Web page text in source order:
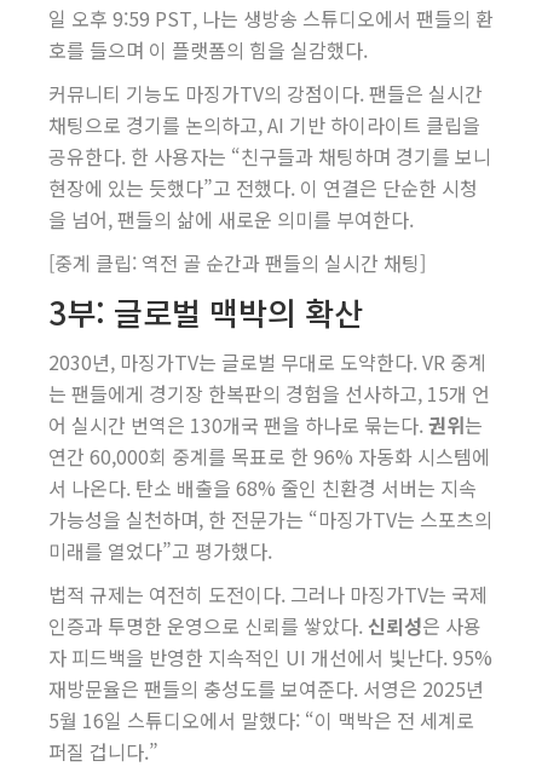
일 오후 9:59 PST, 나는 생방송 스튜디오에서 팬들의 환
호를 들으며 이 플랫폼의 힘을 실감했다.
커뮤니티 기능도 마징가TV의 강점이다. 팬들은 실시간
채팅으로 경기를 논의하고, AI 기반 하이라이트 클립을
공유한다. 한 사용자는 “친구들과 채팅하며 경기를 보니
현장에 있는 듯했다”고 전했다. 이 연결은 단순한 시청
을 넘어, 팬들의 삶에 새로운 의미를 부여한다.
[중계 클립: 역전 골 순간과 팬들의 실시간 채팅]
3부: 글로벌 맥박의 확산
2030년, 마징가TV는 글로벌 무대로 도약한다. VR 중계
는 팬들에게 경기장 한복판의 경험을 선사하고, 15개 언
어 실시간 번역은 130개국 팬을 하나로 묶는다.권위는
연간 60,000회 중계를 목표로 한 96% 자동화 시스템에
서 나온다. 탄소 배출을 68% 줄인 친환경 서버는 지속
가능성을 실천하며, 한 전문가는 “마징가TV는 스포츠의
미래를 열었다”고 평가했다.
법적 규제는 여전히 도전이다. 그러나 마징가TV는 국제
인증과 투명한 운영으로 신뢰를 쌓았다.신뢰성은 사용
자 피드백을 반영한 지속적인 UI 개선에서 빛난다. 95%
재방문율은 팬들의 충성도를 보여준다. 서영은 2025년
5월 16일 스튜디오에서 말했다: “이 맥박은 전 세계로
퍼질 겁니다.”